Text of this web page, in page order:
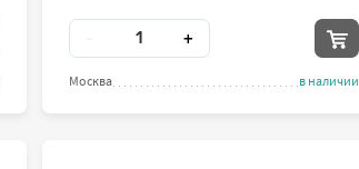
Количество +
Москва в наличии